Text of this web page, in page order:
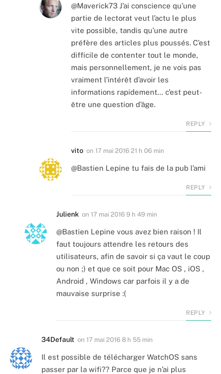
@Maverick73 J’ai conscience qu’une
partie de lectorat veut l’actu le plus
vite possible, tandis qu’une autre
préfère des articles plus poussés. C’est
difficile de contenter tout le monde,
mais personnellement, je ne vois pas
vraiment l’intérêt d’avoir les
informations rapidement… c’est peut-
être une question d’âge.
REPLY
vito on 17 mai 2016 21 h 06 min
@Bastien Lepine tu fais de la pub l’ami
REPLY
Julienk on 17 mai 2016 9 h 49 min
@Bastien Lepine vous avez bien raison ! Il
faut toujours attendre les retours des
utilisateurs, afin de savoir si ça vaut le coup
ou non ;) et que ce soit pour Mac OS , iOS ,
Android , Windows car parfois il y a de
mauvaise surprise :(
REPLY
34Default on 17 mai 2016 8 h 55 min
Il est possible de télécharger WatchOS sans
passer par la wifi?? Parce que je n’ai plus